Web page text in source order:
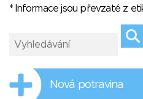
* Informace jsou převzaté z
Nová potravina